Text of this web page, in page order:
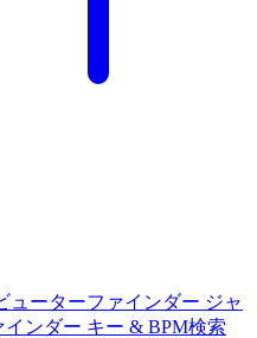
ューターファインダー ジャ
インダー キー & BPM検索